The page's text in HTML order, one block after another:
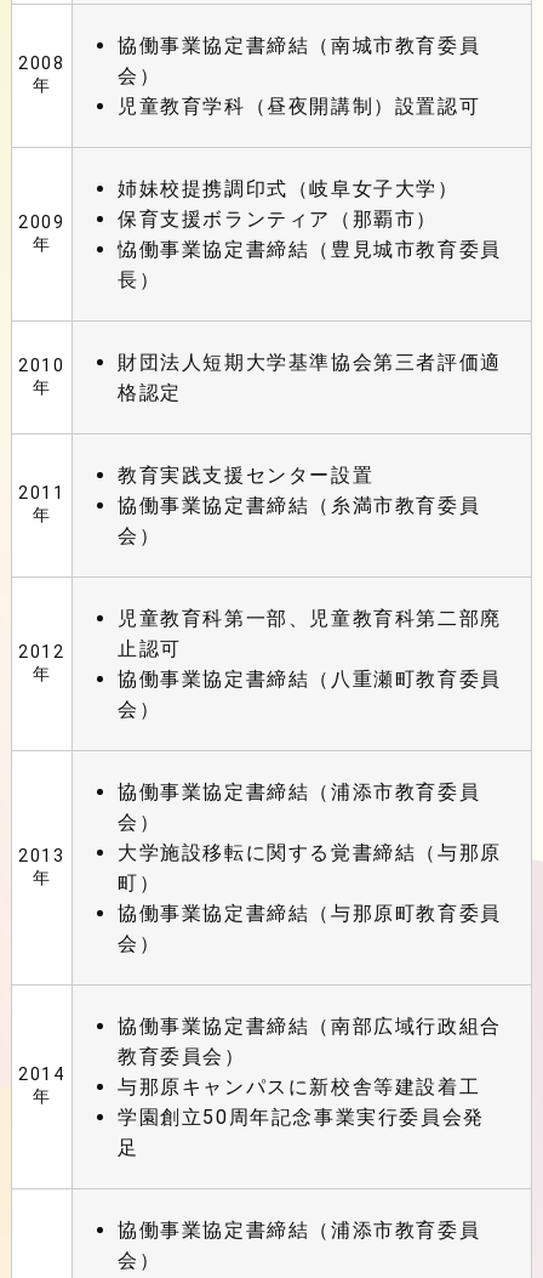
2008
年
協働事業協定書締結（南城市教育委員
会）
児童教育学科（昼夜開講制）設置認可
2009
年
姉妹校提携調印式（岐阜女子大学）
保育支援ボランティア（那覇市）
恊働事業協定書締結（豊見城市教育委員
長）
2010
年
財団法人短期大学基準協会第三者評価適
格認定
2011
年
教育実践支援センター設置
協働事業協定書締結（糸満市教育委員
会）
2012
年
児童教育科第一部、児童教育科第二部廃
止認可
協働事業協定書締結（八重瀬町教育委員
会）
2013
年
協働事業協定書締結（浦添市教育委員
会）
大学施設移転に関する覚書締結（与那原
町）
協働事業協定書締結（与那原町教育委員
会）
2014
年
協働事業協定書締結（南部広域行政組合
教育委員会）
与那原キャンパスに新校舎等建設着工
学園創立50周年記念事業実行委員会発
足
協働事業協定書締結（浦添市教育委員
会）